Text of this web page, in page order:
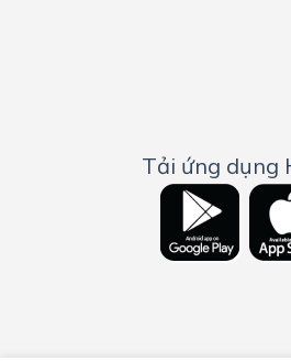
Tải ứng dụng